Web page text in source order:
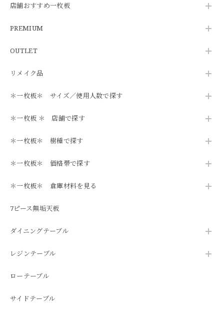
店舗おすすめ一枚板
PREMIUM
OUTLET
リメイク品
＊一枚板＊ サイズ／使用人数で探す
＊一枚板 ＊ 店舗で探す
＊一枚板＊ 樹種で探す
＊一枚板＊ 価格帯で探す
＊一枚板＊ 倉庫材料を見る
7ピース無垢天板
ダイニングテーブル
レジンテーブル
ローテーブル
サイドテーブル